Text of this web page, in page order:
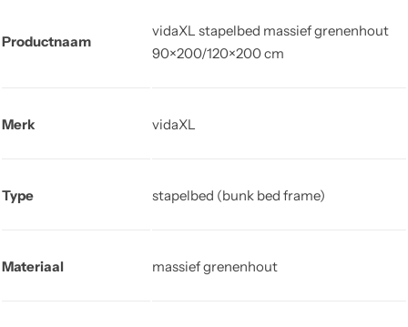
Productnaam
vidaXL stapelbed massief grenenhout
90×200/120×200 cm
Merk vidaXL
Type stapelbed (bunk bed frame)
Materiaal massief grenenhout